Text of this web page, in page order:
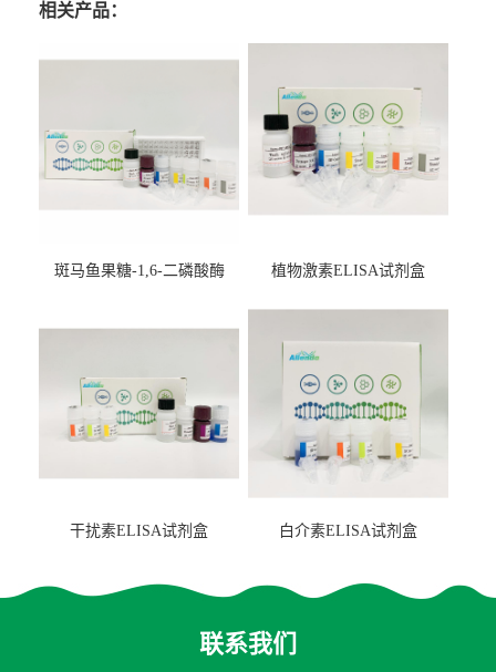
相关产品：
斑马鱼果糖-1,6-二磷酸酶
盒
植物激素ELISA试剂盒
干扰素ELISA试剂盒 白介素ELISA试剂盒
联系我们